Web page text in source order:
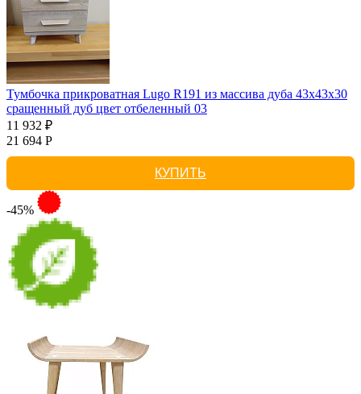
Тумбочка прикроватная Lugo R191 из массива дуба 43х43х30
сращенный дуб цвет отбеленный 03
11 932 ₽
21 694 Р
КУПИТЬ
-45%